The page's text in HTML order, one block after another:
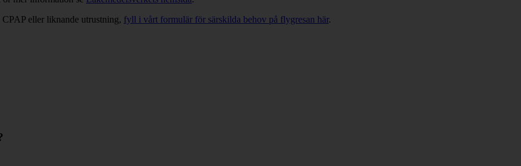
eller liknande utrustning, fyll i vårt formulär för särskilda behov på flygresan här.